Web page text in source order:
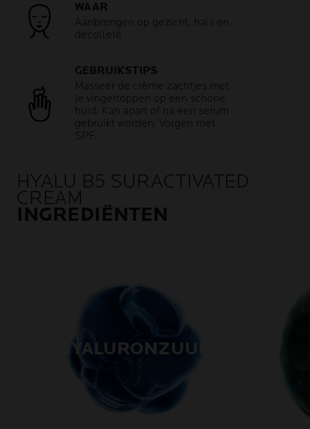
WAAR
Aanbrengen op gezicht, hals en
decolleté
GEBRUIKSTIPS
Masseer de crème zachtjes met
je vingertoppen op een schone
huid. Kan apart of na een serum
gebruikt worden. Volgen met
SPF.
HYALU B5 SURACTIVATED
CREAM
INGREDIËNTEN
HYALURONZUUR